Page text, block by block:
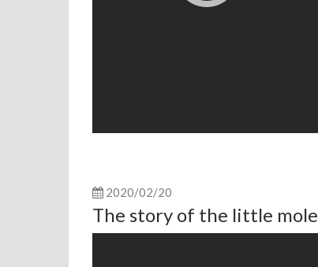
2020/02/20
The story of the little mole